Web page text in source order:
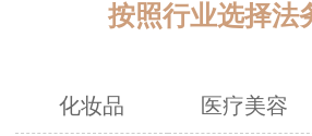
按照行业选择法
化妆品 医疗美容